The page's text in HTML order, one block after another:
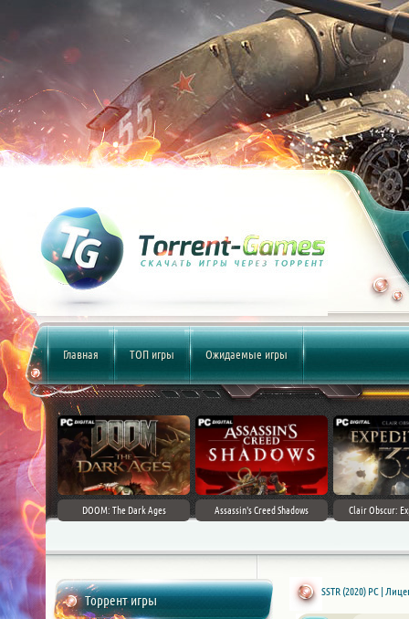
Главная ТОП игры Ожидаемые игры
DOOM: The Dark Ages Assassin's Creed Shadows Clair Obscur:
Торрент игры
SSTR (2020) PC |